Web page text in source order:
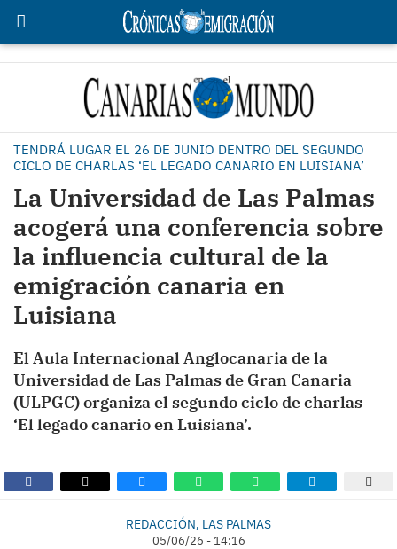
TENDRÁ LUGAR EL 26 DE JUNIO DENTRO DEL SEGUNDO
CICLO DE CHARLAS ‘EL LEGADO CANARIO EN LUISIANA’
La Universidad de Las Palmas
acogerá una conferencia sobre
la influencia cultural de la
emigración canaria en
Luisiana
El Aula Internacional Anglocanaria de la
Universidad de Las Palmas de Gran Canaria
(ULPGC) organiza el segundo ciclo de charlas
‘El legado canario en Luisiana’.
REDACCIÓN, LAS PALMAS
05/06/26 - 14:16